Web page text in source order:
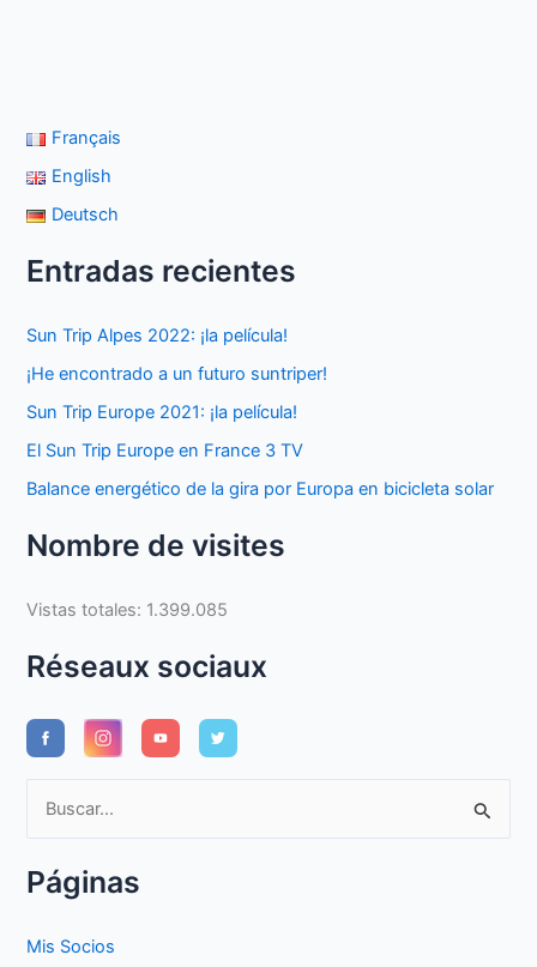
Français
English
Deutsch
Entradas recientes
Sun Trip Alpes 2022: ¡la película!
¡He encontrado a un futuro suntriper!
Sun Trip Europe 2021: ¡la película!
El Sun Trip Europe en France 3 TV
Balance energético de la gira por Europa en bicicleta solar
Nombre de visites
Vistas totales: 1.399.085
Réseaux sociaux
cPáginas
Mis Socios